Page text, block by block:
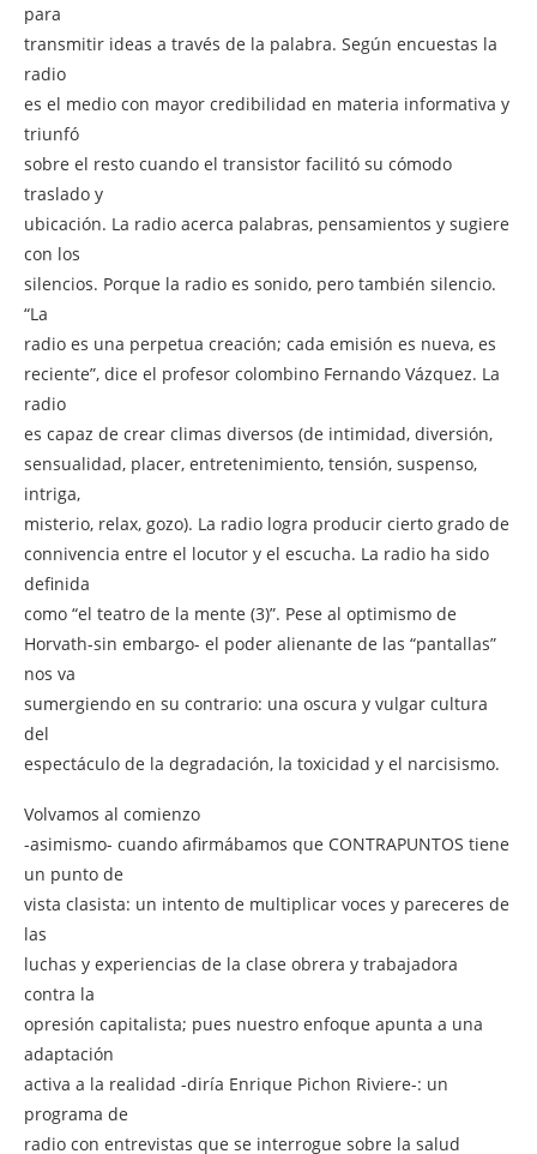
para
transmitir ideas a través de la palabra. Según encuestas la
radio
es el medio con mayor credibilidad en materia informativa y
triunfó
sobre el resto cuando el transistor facilitó su cómodo
traslado y
ubicación. La radio acerca palabras, pensamientos y sugiere
con los
silencios. Porque la radio es sonido, pero también silencio.
“La
radio es una perpetua creación; cada emisión es nueva, es
reciente”, dice el profesor colombino Fernando Vázquez. La
radio
es capaz de crear climas diversos (de intimidad, diversión,
sensualidad, placer, entretenimiento, tensión, suspenso,
intriga,
misterio, relax, gozo). La radio logra producir cierto grado de
connivencia entre el locutor y el escucha. La radio ha sido
definida
como “el teatro de la mente (3)”. Pese al optimismo de
Horvath-sin embargo- el poder alienante de las “pantallas”
nos va
sumergiendo en su contrario: una oscura y vulgar cultura
del
espectáculo de la degradación, la toxicidad y el narcisismo.
Volvamos al comienzo
-asimismo- cuando afirmábamos que CONTRAPUNTOS tiene
un punto de
vista clasista: un intento de multiplicar voces y pareceres de
las
luchas y experiencias de la clase obrera y trabajadora
contra la
opresión capitalista; pues nuestro enfoque apunta a una
adaptación
activa a la realidad -diría Enrique Pichon Riviere-: un
programa de
radio con entrevistas que se interrogue sobre la salud